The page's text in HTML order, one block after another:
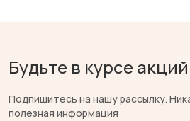
Будьте в курсе
Подпишитесь на нашу рассылку.
полезная информация